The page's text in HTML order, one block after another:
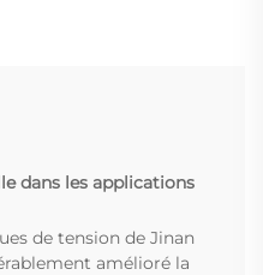
dans les applications
de tension de Jinan
amélioré la